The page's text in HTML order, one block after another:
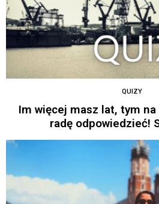
QUIZY
Im więcej masz lat, tym
radę odpowiedzieć!